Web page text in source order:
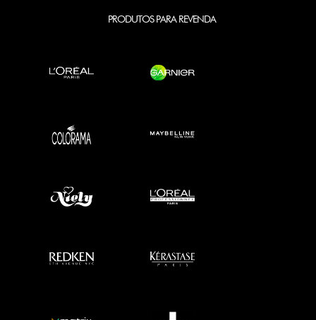
PRODUTOS PARA REVENDA